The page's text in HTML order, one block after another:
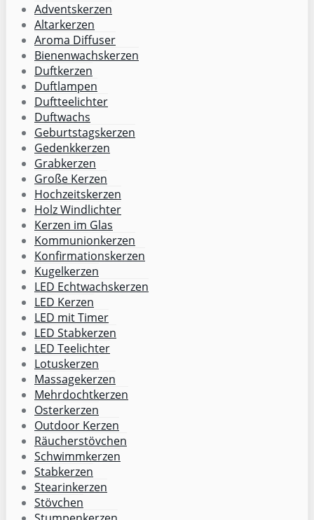
Adventskerzen
Altarkerzen
Aroma Diffuser
Bienenwachskerzen
Duftkerzen
Duftlampen
Duftteelichter
Duftwachs
Geburtstagskerzen
Gedenkkerzen
Grabkerzen
Große Kerzen
Hochzeitskerzen
Holz Windlichter
Kerzen im Glas
Kommunionkerzen
Konfirmationskerzen
Kugelkerzen
LED Echtwachskerzen
LED Kerzen
LED mit Timer
LED Stabkerzen
LED Teelichter
Lotuskerzen
Massagekerzen
Mehrdochtkerzen
Osterkerzen
Outdoor Kerzen
Räucherstövchen
Schwimmkerzen
Stabkerzen
Stearinkerzen
Stövchen